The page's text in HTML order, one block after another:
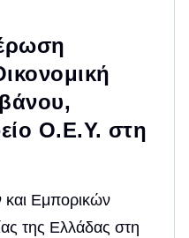
Ο.Ε.Υ. στη
και Εμπορικών
της Ελλάδας στη